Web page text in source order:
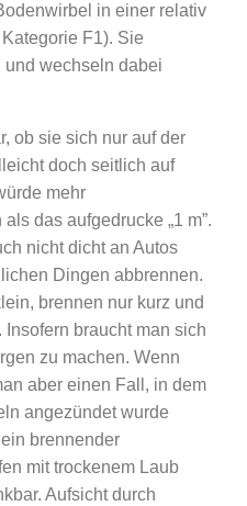
in einer relativ
F1). Sie
und wechseln dabei
ob sie sich nur auf der
doch seitlich auf
mehr
das aufgedrucke „1 m”.
nicht dicht an Autos
Dingen abbrennen.
brennen nur kurz und
braucht man sich
zu machen. Wenn
aber einen Fall, in dem
angezündet wurde
brennender
mit trockenem Laub
Aufsicht durch